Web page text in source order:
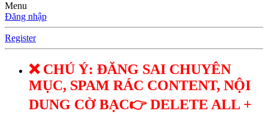
Menu
Đăng nhập
Register
❌ CHÚ Ý: ĐĂNG SAI CHUYÊN
MỤC, SPAM RÁC CONTENT, NỘI
DUNG CỜ BẠC👉 DELETE ALL +